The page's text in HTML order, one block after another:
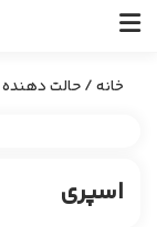
خانه/حالت
اسپری